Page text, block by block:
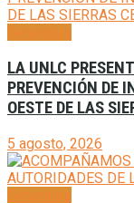
LA UNLC
PREVENCIÓN DE
OESTE DE LAS
5 agosto, 2026